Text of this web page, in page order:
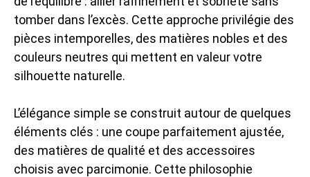
tomber dans l’excès. Cette approche privilégie des
pièces intemporelles, des matières nobles et des
couleurs neutres qui mettent en valeur votre
silhouette naturelle.
L’élégance simple se construit autour de quelques
éléments clés : une coupe parfaitement ajustée,
des matières de qualité et des accessoires
choisis avec parcimonie. Cette philosophie